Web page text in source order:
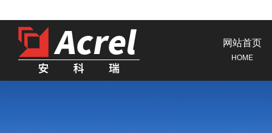
网站首页
HOME